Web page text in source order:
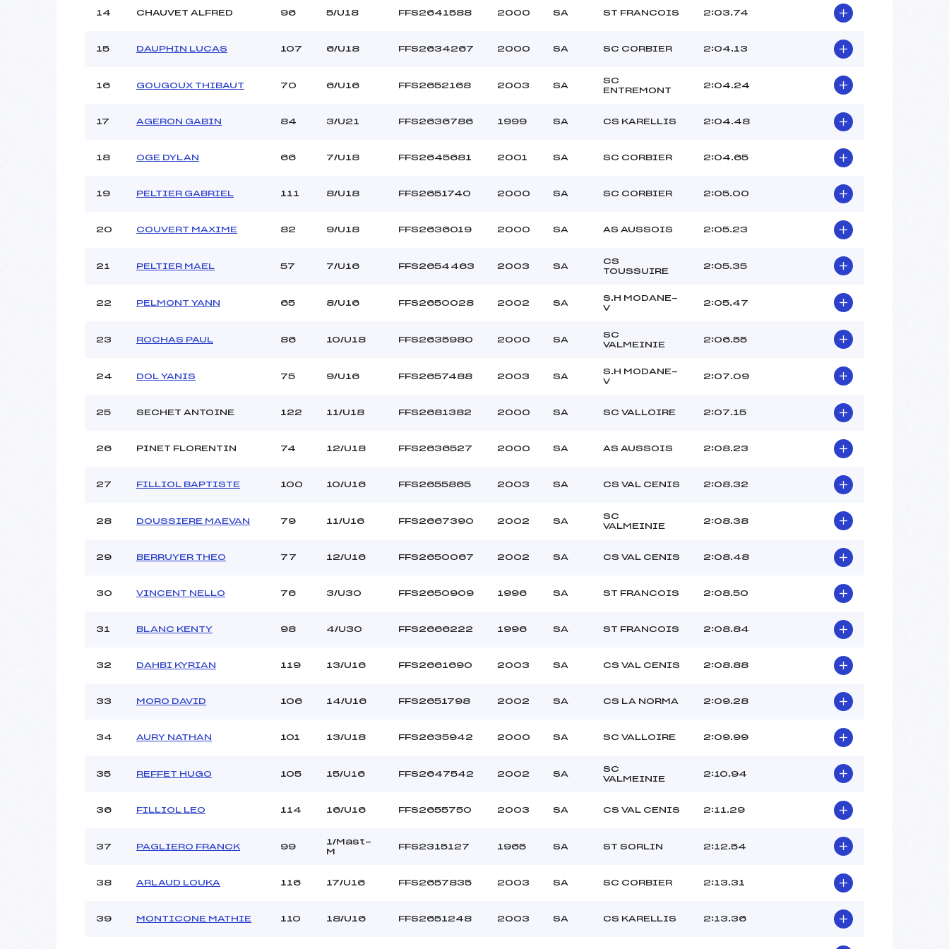
14 CHAUVET ALFRED 96 5/U18 FFS2641588 2000 SA ST FRANCOIS 2:03.74
15 DAUPHIN LUCAS 107 6/U18 FFS2634267 2000 SA SC CORBIER 2:04.13
16 GOUGOUX THIBAUT 70 6/U16 FFS2652168 2003 SA
SC
ENTREMONT
2:04.24
17 AGERON GABIN 84 3/U21 FFS2636786 1999 SA CS KARELLIS 2:04.48
18 OGE DYLAN 66 7/U18 FFS2645681 2001 SA SC CORBIER 2:04.65
19 PELTIER GABRIEL 111 8/U18 FFS2651740 2000 SA SC CORBIER 2:05.00
20 COUVERT MAXIME 82 9/U18 FFS2636019 2000 SA AS AUSSOIS 2:05.23
21 PELTIER MAEL 57 7/U16 FFS2654463 2003 SA
CS
TOUSSUIRE
2:05.35
22 PELMONT YANN 65 8/U16 FFS2650028 2002 SA
S.H MODANE-
V
2:05.47
23 ROCHAS PAUL 86 10/U18 FFS2635980 2000 SA
SC
VALMEINIE
2:06.55
24 DOL YANIS 75 9/U16 FFS2657488 2003 SA
S.H MODANE-
V
2:07.09
25 SECHET ANTOINE 122 11/U18 FFS2681382 2000 SA SC VALLOIRE 2:07.15
26 PINET FLORENTIN 74 12/U18 FFS2636527 2000 SA AS AUSSOIS 2:08.23
27 FILLIOL BAPTISTE 100 10/U16 FFS2655865 2003 SA CS VAL CENIS 2:08.32
28 DOUSSIERE MAEVAN 79 11/U16 FFS2667390 2002 SA
SC
VALMEINIE
2:08.38
29 BERRUYER THEO 77 12/U16 FFS2650067 2002 SA CS VAL CENIS 2:08.48
30 VINCENT NELLO 76 3/U30 FFS2650909 1996 SA ST FRANCOIS 2:08.50
31 BLANC KENTY 98 4/U30 FFS2666222 1996 SA ST FRANCOIS 2:08.84
32 DAHBI KYRIAN 119 13/U16 FFS2661690 2003 SA CS VAL CENIS 2:08.88
33 MORO DAVID 106 14/U16 FFS2651798 2002 SA CS LA NORMA 2:09.28
34 AURY NATHAN 101 13/U18 FFS2635942 2000 SA SC VALLOIRE 2:09.99
35 REFFET HUGO 105 15/U16 FFS2647542 2002 SA
SC
VALMEINIE
2:10.94
36 FILLIOL LEO 114 16/U16 FFS2655750 2003 SA CS VAL CENIS 2:11.29
37 PAGLIERO FRANCK 99
1/Mast-
M
FFS2315127 1965 SA ST SORLIN 2:12.54
38 ARLAUD LOUKA 116 17/U16 FFS2657835 2003 SA SC CORBIER 2:13.31
39 MONTICONE MATHIE 110 18/U16 FFS2651248 2003 SA CS KARELLIS 2:13.36